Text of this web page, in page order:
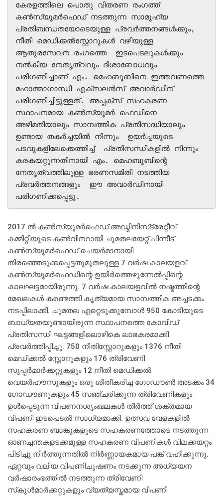
കേരളത്തിലെ പൊതു വിതരണ രംഗത്ത്
കണ്‍സ്യൂമര്‍ഫെഡ് നടത്തുന്ന സാമൂഹ്യ
പ്രതിബന്ധതയോടെയുള്ള പ്രവര്‍ത്തനങ്ങള്‍ക്കും,
നീതി മെഡിക്കല്‍സ്റ്റോറുകള്‍ വഴിയുള്ള
ആതുരസേവന രംഗത്തെ  ഇടപെടലുകള്‍ക്കും
നല്‍കിയ നേതൃത്വവും ദിശാബോധവും
പരിഗണിച്ചാണ് എം. മെഹബൂബിനെ ഇത്തവണത്തെ
മഹാത്മാഗാന്ധി എക്‌സലന്‍സ് അവാര്‍ഡിന്
പരിഗണിച്ചിട്ടുള്ളത്. അപ്പക്‌സ് സഹകരണ
സ്ഥാപനമായ കണ്‍സ്യൂമര്‍ ഫെഡിനെ
അഴിമതിയാലും സാമ്പത്തിക പ്രതിസദ്ധിയാലും
ഉണ്ടായ തകര്‍ച്ചയില്‍ നിന്നും  ഉയര്‍ച്ചയുടെ
പടവുകളിലേക്കെത്തിച്ച്  പ്രതിസന്ധികളില്‍ നിന്നും
കരകയറ്റുന്നതിനായി എം. മെഹബൂബിന്റെ
നേതൃത്വത്തിലുള്ള ഭരണസമിതി നടത്തിയ
പ്രവര്‍ത്തനങ്ങളും  ഈ അവാര്‍ഡിനായി
പരിഗണിക്കപ്പെട്ടു.
2017 ല്‍ കണ്‍സ്യൂമര്‍ഫെഡ് അഡ്മിനിസ്‌ട്രേറ്റീവ്
കമ്മിറ്റിയുടെ കണ്‍വീനറായി ചുമതലയേറ്റ് പിന്നീട്
കണ്‍സ്യൂമര്‍ഫെഡ് ചെയര്‍മാനായി
തിരഞ്ഞെടുക്കപ്പെട്ടതുമുതലുള്ള 7 വര്‍ഷ കാലയളവ്
കണ്‍സ്യൂമര്‍ഫെഡിന്റെ ഉയിര്‍ത്തെഴുന്നേല്‍പ്പിന്റെ
കാലഘട്ടമായിരുന്നു. 7 വര്‍ഷ കാലയളവില്‍ നഷ്ടത്തിന്റെ
മേഖലകള്‍ കണ്ടെത്തി കൃത്യമായ സാമ്പത്തിക അച്ചടക്കം
നടപ്പിലാക്കി. ചുമതല ഏറ്റെടുക്കുമ്പോള്‍ 950 കോടിയുടെ
ബാധ്യതയുണ്ടായിരുന്ന സ്ഥാപനത്തെ കോവിഡ്
പ്രതിസന്ധി ഘട്ടങ്ങളിലൊഴികെ ലാഭകരമാക്കി
പ്രവര്‍ത്തിപ്പിച്ചു. 750 നീതിസ്റ്റോറുകളും 1376 നീതി
മെഡിക്കല്‍ സ്റ്റോറുകളും 176 ത്രിവേണി
സൂപ്പര്‍മാര്‍ക്കറ്റുകളും 12 നീതി മെഡിക്കല്‍
വെയര്‍ഹൗസുകളും ഒരു ശീതീകരിച്ച ഗോഡൗണ്‍ അടക്കം 34
ഗോഡൗണുകളും 45 സഞ്ചരിക്കുന്ന ത്രിവേണികളും
ഉള്‍പ്പെടുന്ന വിപണനശൃംഖലകള്‍ തീര്‍ത്ത് ശക്തമായ
വിപണി ഇടപെടല്‍ സാധ്യമാക്കി. ഉത്സവ വേളകളില്‍
സഹകരണ ബാങ്കുകളുടെ സഹകരണത്തോടെ നടത്തുന്ന
ഓണച്ചന്തകളടക്കമുള്ള സഹകരണ വിപണികള്‍ വിലക്കയറ്റം
പിടിച്ചു നിര്‍ത്തുന്നതില്‍ നിര്‍ണ്ണായകമായ പങ്ക് വഹിക്കുന്നു.
ഏറ്റവും വലിയ വിപണിചൂഷണം നടക്കുന്ന അധ്യയന
വര്‍ഷാരംഭത്തില്‍ നടത്തുന്ന ത്രിവേണി
സ്‌കൂള്‍മാര്‍ക്കറ്റുകളും വ്യത്യസ്തമായ വിപണി